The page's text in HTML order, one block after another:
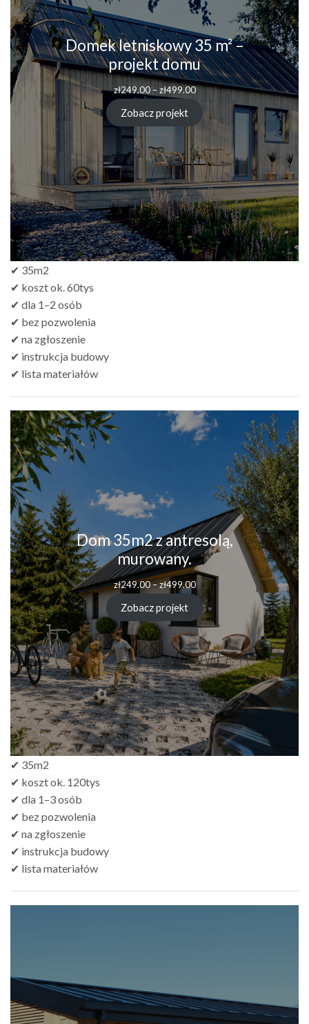
Domek letniskowy 35 m² –
projekt domu
zł249.00 – zł499.00Zakres
zł249.00
zł499.00
Zobacz projekt
✔ 35m2
✔ koszt ok. 60tys
✔ dla 1–2 osób
✔ bez pozwolenia
✔ na zgłoszenie
✔ instrukcja budowy
✔ lista materiałów
Dom 35m2 z antresolą,
murowany.
zł249.00–zł499.00Zakres
cen:
od
zł249.00
do
zł499.00
Zobacz projekt
✔ 35m2
✔ koszt ok. 120tys
✔ dla 1–3 osób
✔ bez pozwolenia
✔ na zgłoszenie
✔ instrukcja budowy
✔ lista materiałów